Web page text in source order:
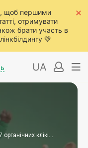
, щоб першими
отримувати
брати участь в
💚
UA
З 3 980 до 9 897 органічних кліків по Україні на місяць🎲 Просування інтернет-магазину настільних ігор «Хід Конем»